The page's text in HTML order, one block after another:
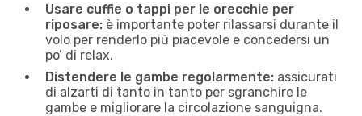
Usare cuffie o tappi per le orecchie per
riposare: è importante poter rilassarsi durante il
volo per renderlo piú piacevole e concedersi un
po’ di relax.
Distendere le gambe regolarmente: assicurati
di alzarti di tanto in tanto per sgranchire le
gambe e migliorare la circolazione sanguigna.